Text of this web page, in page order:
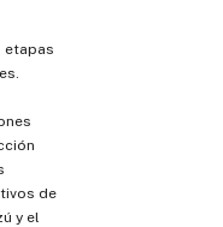
etapas
de
y el